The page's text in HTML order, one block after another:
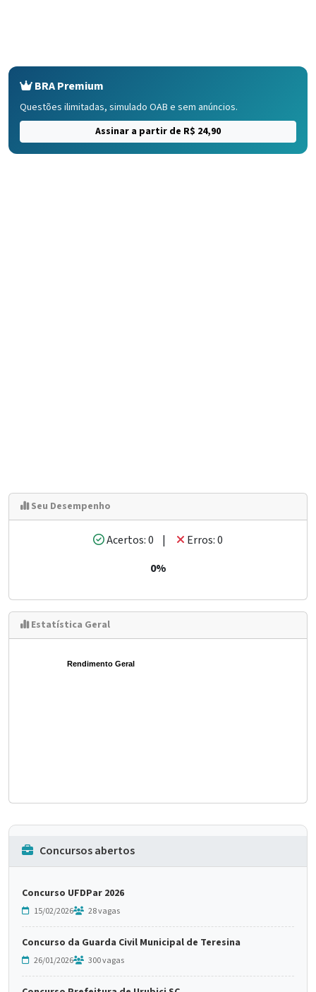
BRA Premium
Questões ilimitadas, simulado OAB e sem anúncios.
Assinar a partir de R$ 24,90
Seu Desempenho
Acertos: 0 |
Erros: 0
0%
Estatística Geral
Rendimento Geral
Concursos abertos
Concurso UFDPar 2026
15/02/2026 28 vagas
Concurso da Guarda Civil Municipal de Teresina
26/01/2026 300 vagas